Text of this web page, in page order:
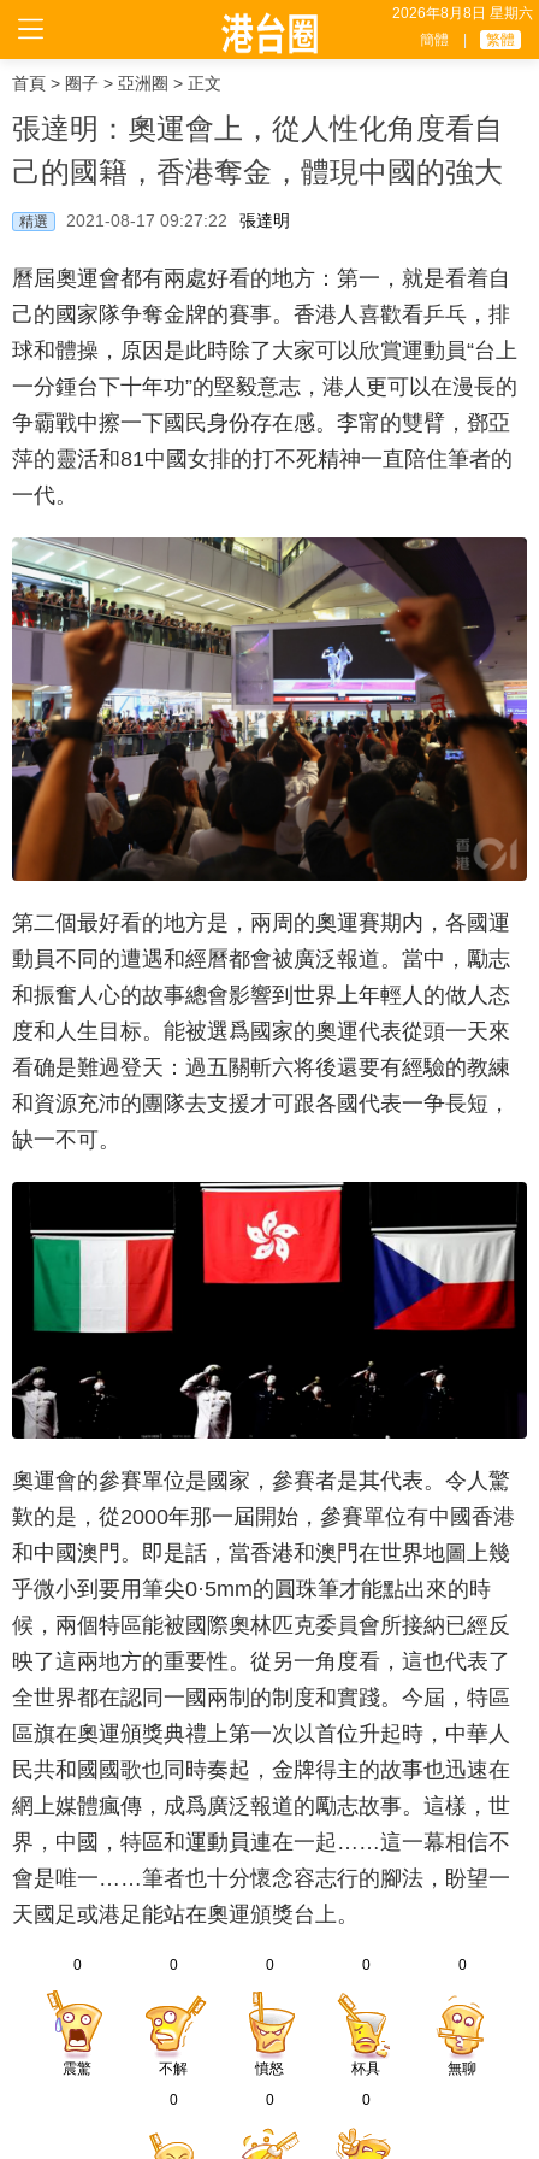
2026年8月8日 星期六
簡體
繁體
首頁 > 圈子 > 亞洲圈 > 正文
張達明：奧運會上，從人性化角度看自
己的國籍，香港奪金，體現中國的強大
精選 2021-08-17 09:27:22 張達明
曆屆奧運會都有兩處好看的地方：第一，就是看着自
己的國家隊争奪金牌的賽事。香港人喜歡看乒乓，排
球和體操，原因是此時除了大家可以欣賞運動員“台上
一分鍾台下十年功”的堅毅意志，港人更可以在漫長的
争霸戰中擦一下國民身份存在感。李甯的雙臂，鄧亞
萍的靈活和81中國女排的打不死精神一直陪住筆者的
一代。
第二個最好看的地方是，兩周的奧運賽期内，各國運
動員不同的遭遇和經曆都會被廣泛報道。當中，勵志
和振奮人心的故事總會影響到世界上年輕人的做人态
度和人生目标。能被選爲國家的奧運代表從頭一天來
看确是難過登天：過五關斬六将後還要有經驗的教練
和資源充沛的團隊去支援才可跟各國代表一争長短，
缺一不可。
奧運會的參賽單位是國家，參賽者是其代表。令人驚
歎的是，從2000年那一屆開始，參賽單位有中國香港
和中國澳門。即是話，當香港和澳門在世界地圖上幾
乎微小到要用筆尖0·5mm的圓珠筆才能點出來的時
候，兩個特區能被國際奧林匹克委員會所接納已經反
映了這兩地方的重要性。從另一角度看，這也代表了
全世界都在認同一國兩制的制度和實踐。今屆，特區
區旗在奧運頒獎典禮上第一次以首位升起時，中華人
民共和國國歌也同時奏起，金牌得主的故事也迅速在
網上媒體瘋傳，成爲廣泛報道的勵志故事。這樣，世
界，中國，特區和運動員連在一起……這一幕相信不
會是唯一……筆者也十分懷念容志行的腳法，盼望一
天國足或港足能站在奧運頒獎台上。
0
震驚
0
不解
0
憤怒
0
杯具
0
無聊
0
0 0